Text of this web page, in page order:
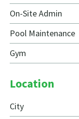
On-Site Admin
Pool Maintenance
Gym
Location
City